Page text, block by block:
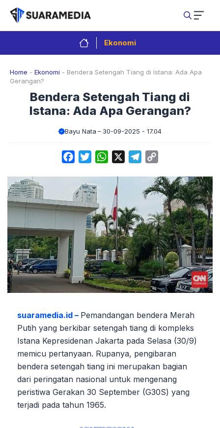
Langsung
isi
Ekonomi
Home - Ekonomi - Bendera Setengah Tiang di Istana: Ada Apa
Gerangan?
Bendera Setengah Tiang di
Istana: Ada Apa Gerangan?
Bayu Nata 30-09-2025 - 17.04
FacebookTwitterWhatsApp Telegram
suaramedia.id – Pemandangan bendera Merah
Putih yang berkibar setengah tiang di kompleks
Istana Kepresidenan Jakarta pada Selasa (30/9)
memicu pertanyaan. Rupanya, pengibaran
bendera setengah tiang ini merupakan bagian
dari peringatan nasional untuk mengenang
peristiwa Gerakan 30 September (G30S) yang
terjadi pada tahun 1965.